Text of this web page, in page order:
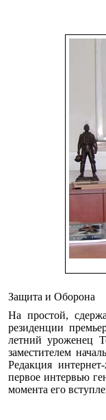
Защита и Оборона
На простой,
резиденции
летний уроженец
заместителем
Редакция
первое интервью
момента его